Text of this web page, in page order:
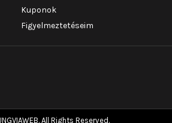
Kuponok
Figyelmeztetéseim
All Rights Reserved.